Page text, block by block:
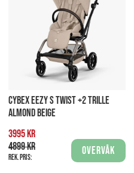
CYBEX EEZY S TWIST +2 TRILLE
ALMOND BEIGE
3995 kr
4899 kr
Rek. pris:
Overvåk